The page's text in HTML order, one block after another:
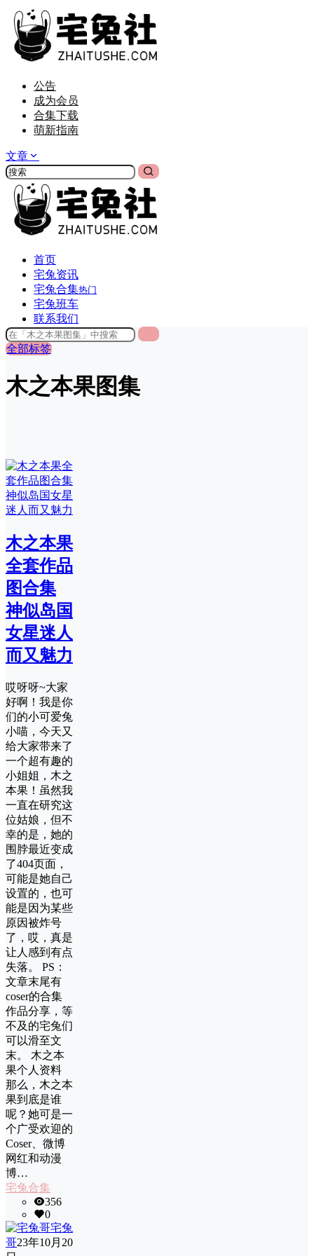
公告
成为会员
合集下载
萌新指南
文章
首页
宅兔资讯
宅兔合集热门
宅兔班车
联系我们
全部标签
木之本果图集
木之本果
全套作品
图合集
神似岛国
女星迷人
而又魅力
哎呀呀~大家
好啊！我是你
们的小可爱兔
小喵，今天又
给大家带来了
一个超有趣的
小姐姐，木之
本果！虽然我
一直在研究这
位姑娘，但不
幸的是，她的
围脖最近变成
了404页面，
可能是她自己
设置的，也可
能是因为某些
原因被炸号
了，哎，真是
让人感到有点
失落。 PS：
文章末尾有
coser的合集
作品分享，等
不及的宅兔们
可以滑至文
末。 木之本
果个人资料
那么，木之本
果到底是谁
呢？她可是一
个广受欢迎的
Coser、微博
网红和动漫
博…
宅兔合集
356
0
宅兔
哥23年10月20